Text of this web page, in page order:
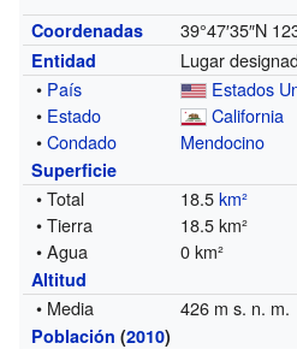
Coordenadas 39°47′35″N
Entidad
Lugar
• País
Estados
• Estado
California
•Condado Mendocino
Superficie
• Total 18.5km²
• Tierra
18.5 km²
• Agua
0 km²
Altitud
• Media 426 m s. n. m.
Población (2010)